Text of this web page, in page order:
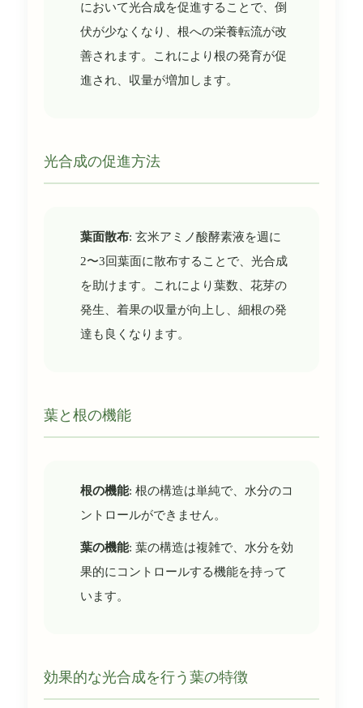
において光合成を促進することで、倒
伏が少なくなり、根への栄養転流が改
善されます。これにより根の発育が促
進され、収量が増加します。
光合成の促進方法
葉面散布: 玄米アミノ酸酵素液を週に
2〜3回葉面に散布することで、光合成
を助けます。これにより葉数、花芽の
発生、着果の収量が向上し、細根の発
達も良くなります。
葉と根の機能
根の機能: 根の構造は単純で、水分のコ
ントロールができません。
葉の機能: 葉の構造は複雑で、水分を効
果的にコントロールする機能を持って
います。
効果的な光合成を行う葉の特徴